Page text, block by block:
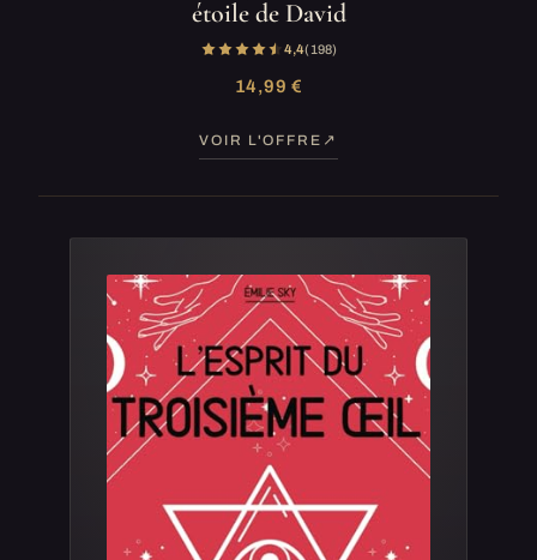
étoile de David
4,4(198)
14,99 €
VOIR L'OFFRE